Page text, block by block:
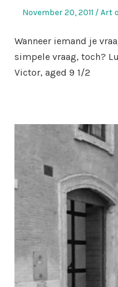
Posted
November 20, 2011 Art
Wanneer iemand je
simpele vraag, toch?
Victor, aged 9 1/2